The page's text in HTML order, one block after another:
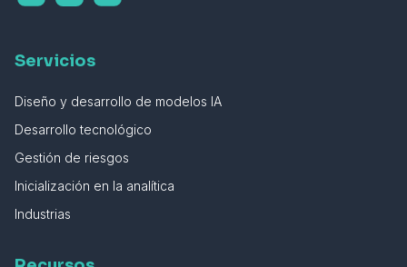
Servicios
Diseño y desarrollo de modelos IA
Desarrollo tecnológico
Gestión de riesgos
Inicialización en la analítica
Industrias